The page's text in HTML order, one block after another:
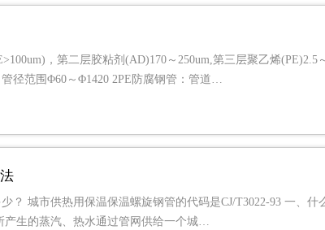
，第二层胶粘剂(AD)170～250um,第三层聚乙烯(PE)2.5
径范围Φ60～Φ1420 2PE防腐钢管：管道…
？ 城市供热用保温保温螺旋钢管的代码是CJ/T3022-93 一、什
产生的蒸汽、热水通过管网供给一个城…